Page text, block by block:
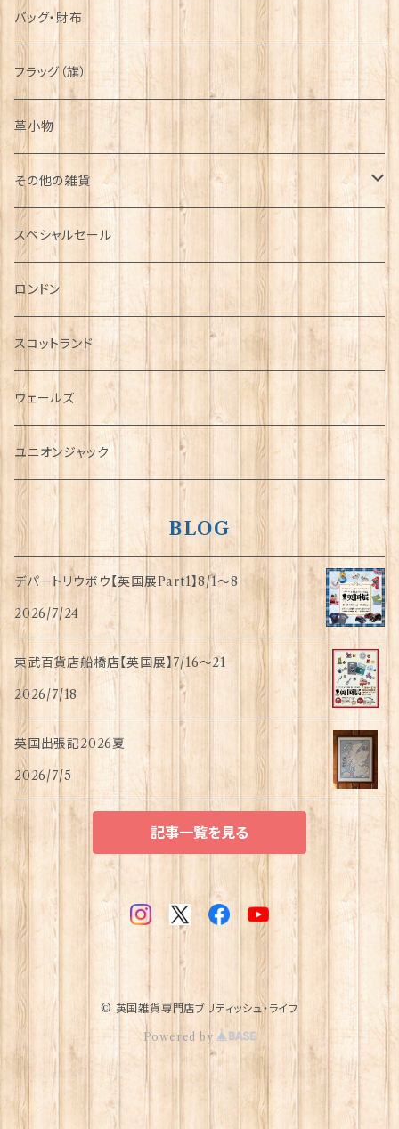
バッグ・財布
フラッグ（旗）
革小物
その他の雑貨
ミニカー
チャーム
犬グッズ
傘
指貫(シンブル)
スペシャルセール
ロンドン
スコットランド
ウェールズ
ユニオンジャック
BLOG
デパートリウボウ【英国展Part1】8/1〜8
2026/7/24
東武百貨店船橋店【英国展】7/16～21
2026/7/18
英国出張記2026夏
2026/7/5
記事一覧を見る
© 英国雑貨専門店ブリティッシュ・ライフ
Powered by